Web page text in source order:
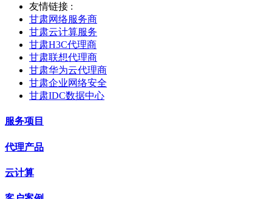
友情链接 :
甘肃网络服务商
甘肃云计算服务
甘肃H3C代理商
甘肃联想代理商
甘肃华为云代理商
甘肃企业网络安全
甘肃IDC数据中心
服务项目
代理产品
云计算